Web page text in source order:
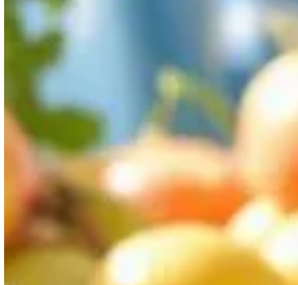
Publié le2 juillet 2025 à 01:30
Les moucherons dans la cuisine, un vrai cauchemar, n'est-ce pas ? Ils
? Vous n'êtes pas seul. Beaucoup cherchent des solutions efficaces pour les
Comprendre pourquoi les moucherons